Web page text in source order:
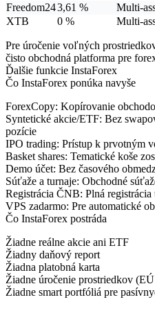
Freedom243,61 %
Multi-
XTB
0 % Multi-
Pre úročenie voľných
čisto obchodná platforma pre
Ďalšie funkcie InstaForex
Čo InstaForex ponúka navyše
ForexCopy: Kopírovanie
Syntetické akcie/ETF: Bez
pozície
IPO trading: Prístup k prvotným
Basket shares: Tematické koše
Demo účet: Bez časového
Súťaže a turnaje: Obchodné
Registrácia ČNB: Plná registrácia
VPS zadarmo: Pre automatické
Čo InstaForex postráda
Žiadne reálne akcie ani ETF
Žiadny daňový report
Žiadna platobná karta
Žiadne úročenie prostriedkov
Žiadne smart portfóliá pre